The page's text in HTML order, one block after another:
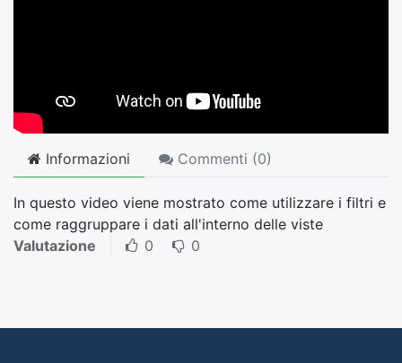
Informazioni Commenti (0)
In questo video viene mostrato come utilizzare i filtri e
come raggruppare i dati all'interno delle viste
Valutazione
0 0